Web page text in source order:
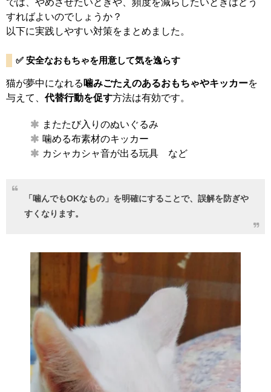
すればよいのでしょうか？
以下に実践しやすい対策をまとめました。
✅ 安全なおもちゃを用意して気を逸らす
猫が夢中になれる 噛みごたえのあるおもちゃやキッカーを
与えて、代替行動を促す方法は有効です。
またたび入りのぬいぐるみ
噛める布素材のキッカー
カシャカシャ音が出る玩具 など
「噛んでもOKなもの」を明確にすることで、誤解を防ぎや
すくなります。